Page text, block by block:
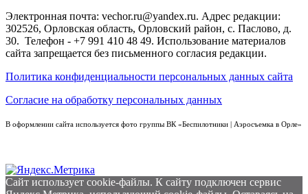
Электронная почта: vechor.ru@yandex.ru. Адрес редакции:
302526, Орловская область, Орловский район, с. Паслово, д.
30. Телефон - +7 991 410 48 49. Использование материалов
сайта запрещается без письменного согласия редакции.
Политика конфиденциальности персональных данных сайта
Согласие на обработку персональных данных
В оформлении сайта используется фото группы ВК «Беспилотники | Аэросъемка в Орле»
Сайт использует cookie-файлы. К cайту подключен сервис